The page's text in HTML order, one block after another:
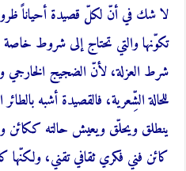
لا شك في أنّ لكلّ قصيدة أحياناً
تكوّنها والتي تحتاج إلى شروط
شرط العزلة، لأنّ الضجيج الخارجي
للحالة الشِّعرية، فالقصيدة أشبه
ينطلق ويحلّق ويعيش حالته ككائن
كائن فني فكري ثقافي تقني،